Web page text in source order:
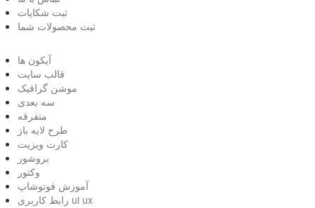
ثبت شکایات
ثبت محصولات شما
آیکون ها
قالب سایت
موشن گرافیک
سه بعدی
متفرقه
طرح لایه باز
کارت ویزیت
بروشور
وکتور
آموزش فوتوشاپ
رابط کاربری ui ux